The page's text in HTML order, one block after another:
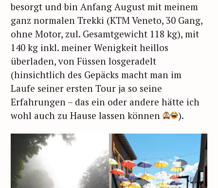
besorgt und bin Anfang August mit meinem
ganz normalen Trekki (KTM Veneto, 30 Gang,
ohne Motor, zul. Gesamtgewicht 118 kg), mit
140 kg inkl. meiner Wenigkeit heillos
überladen, von Füssen losgeradelt
(hinsichtlich des Gepäcks macht man im
Laufe seiner ersten Tour ja so seine
Erfahrungen – das ein oder andere hätte ich
wohl auch zu Hause lassen können
).